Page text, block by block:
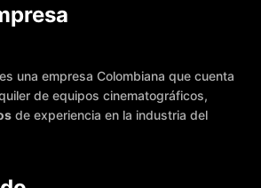
es una empresa Colombiana que cuenta
de equipos cinematográficos,
de experiencia en la industria del